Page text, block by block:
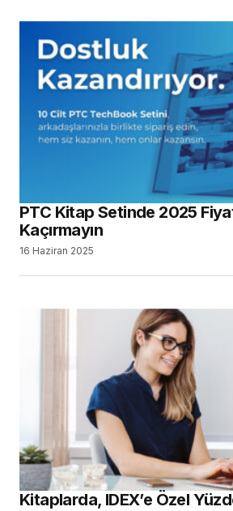
PTC Kitap Setinde 2025
Kaçırmayın
16 Haziran 2025
Kitaplarda, IDEX’e Özel